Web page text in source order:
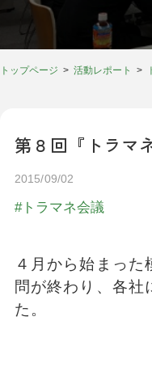
トップページ 活動レポート
第８回『トラマ
2015/09/02
トラマネ会議
４月から始まっ
問が終わり、各社
た。